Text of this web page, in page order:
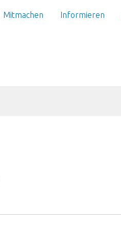
Mitmachen Informieren